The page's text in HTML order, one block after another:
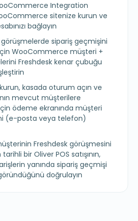
Integration
sitenize kurun ve
bağlayın
sipariş geçmişini
WooCommerce müşteri +
Freshdesk kenar çubuğu
kasada oturum açın ve
mevcut müşterilere
ödeme ekranında müşteri
(e-posta veya telefon)
Freshdesk görüşmesini
bir Oliver POS satışının,
yanında sipariş geçmişi
doğrulayın